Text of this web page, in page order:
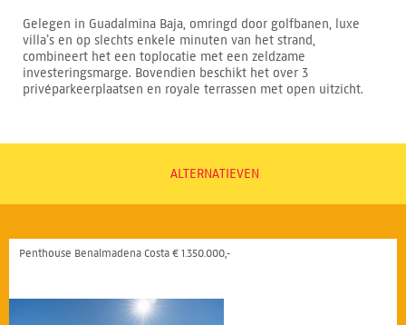
Gelegen in Guadalmina Baja, omringd door golfbanen, luxe
villa’s en op slechts enkele minuten van het strand,
combineert het een toplocatie met een zeldzame
investeringsmarge. Bovendien beschikt het over 3
privéparkeerplaatsen en royale terrassen met open uitzicht.
ALTERNATIEVEN
Penthouse Benalmadena Costa € 1.350.000,-